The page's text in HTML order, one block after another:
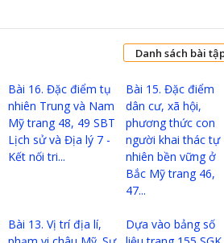
Danh sách bài
Bài 16. Đặc điểm tụ
nhiên Trung và Nam
Mỹ trang 48, 49 SBT
Lịch sử và Địa lý 7 -
Kết nối tri...
Bài 15. Đặc điểm
dân cư, xã hội,
phương thức con
người khai thác tự
nhiên bền vững ở
Bắc Mỹ trang 46,
47...
Bài 13. Vị trí địa lí,
Dựa vào bảng số